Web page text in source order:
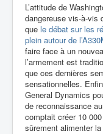
L’attitude de
dangereuse vis-à-vis
que le débat sur les
plein autour de
faire face à un
l’armement est
que ces dernières
sensationnelles.
General Dynamics
de reconnaissance
comptait créer 10
sûrement alimenter